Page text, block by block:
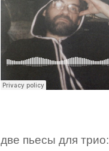
две пьесы для трио: